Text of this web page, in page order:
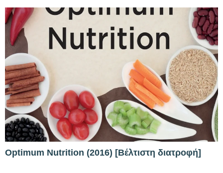
Optimum Nutrition (2016) [Βέλτιστη διατροφή]